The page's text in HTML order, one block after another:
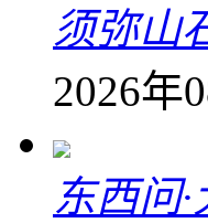
须弥山
2026年
东西问